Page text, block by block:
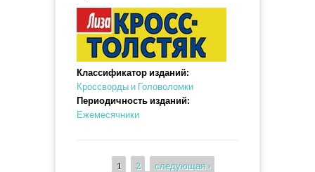
Классификатор изданий:
Кроссворды и Головоломки
Периодичность изданий:
Ежемесячники
1 2
следующая ›